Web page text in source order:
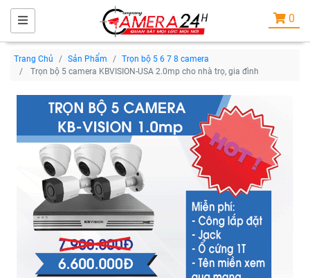
0
Trang Chủ Sản Phẩm
Trọn bộ 5 6 7 8 camera
Trọn bộ 5 camera KBVISION-USA 2.0mp cho nhà trọ, gia đình